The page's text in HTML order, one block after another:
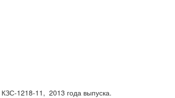
1218-11, 2013 года выпуска.